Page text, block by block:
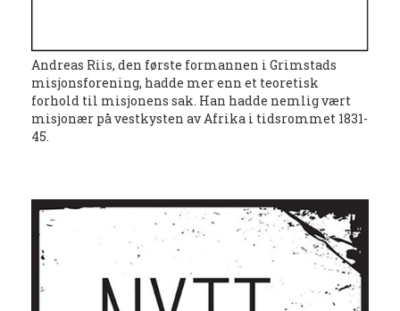
Andreas Riis, den første formannen i Grimstads
misjonsforening, hadde mer enn et teoretisk
forhold til misjonens sak. Han hadde nemlig vært
misjonær på vestkysten av Afrika i tidsrommet 1831-
45.